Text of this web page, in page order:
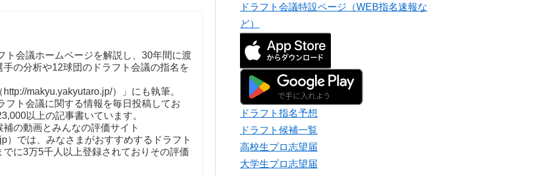
会議ホームページを解説し、30年間に渡
の分析や12球団のドラフト会議の指名を
makyu.yakyutaro.jp/）」にも執筆。
ト会議に関する情報を毎日投稿してお
以上の記事書いています。
の動画とみんなの評価サイト
）では、みなさまがおすすめするドラフト
に3万5千人以上登録されておりその評価
ドラフト会議特設ページ（WEB指名速報な
ど）
ドラフト指名予想
ドラフト候補一覧
高校生プロ志望届
大学生プロ志望届